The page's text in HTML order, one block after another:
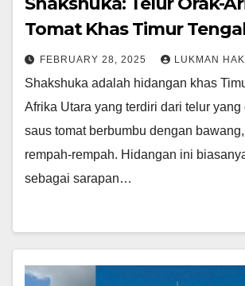
Tomat Khas Timur
FEBRUARY 28, 2025 LUKMAN
Shakshuka adalah hidangan khas
Afrika Utara yang terdiri dari telur
saus tomat berbumbu dengan
rempah-rempah. Hidangan ini
sebagai sarapan…